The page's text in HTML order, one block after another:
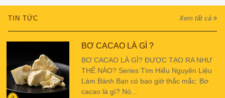
TIN TỨC Xem tất cả
BƠ CACAO LÀ GÌ ?
BƠ CACAO LÀ GÌ? ĐƯỢC TẠO RA NHƯ
THẾ NÀO? Series Tìm Hiểu Nguyên Liệu
Làm Bánh Bạn có bao giờ thắc mắc: Bơ
cacao là gì? Nó...